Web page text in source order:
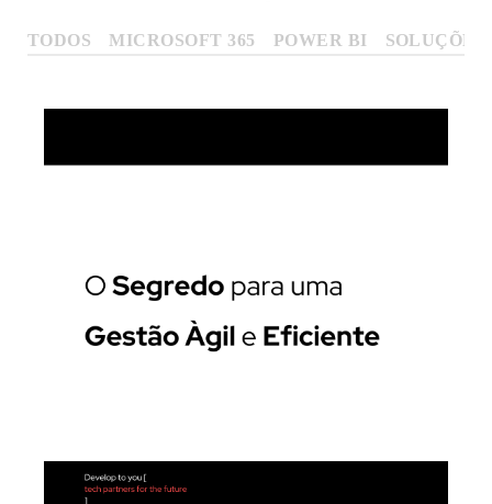
TODOS MICROSOFT 365 POWER BI